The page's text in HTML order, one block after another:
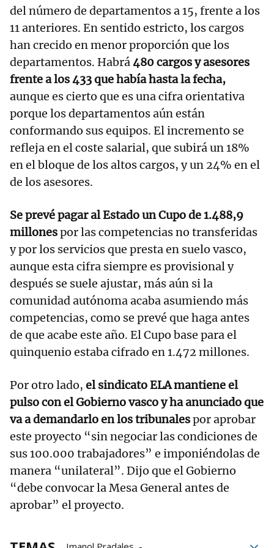
del número de departamentos a 15, frente a los
11 anteriores. En sentido estricto, los cargos
han crecido en menor proporción que los
departamentos. Habrá480 cargos y asesores
frente a los 433 que había hasta la fecha,
aunque es cierto que es una cifra orientativa
porque los departamentos aún están
conformando sus equipos. El incremento se
refleja en el coste salarial, que subirá un 18%
en el bloque de los altos cargos, y un 24% en el
de los asesores.
Se prevé pagar al Estado un Cupo de 1.488,9
millonespor las competencias no transferidas
y por los servicios que presta en suelo vasco,
aunque esta cifra siempre es provisional y
después se suele ajustar, más aún si la
comunidad autónoma acaba asumiendo más
competencias, como se prevé que haga antes
de que acabe este año. El Cupo base para el
quinquenio estaba cifrado en 1.472 millones.
Por otro lado, el sindicato ELA mantiene el
pulso con el Gobierno vasco y ha anunciado que
va a demandarlo en los tribunalespor aprobar
este proyecto “sin negociar las condiciones de
sus 100.000 trabajadores” e imponiéndolas de
manera “unilateral”. Dijo que el Gobierno
“debe convocar la Mesa General antes de
aprobar” el proyecto.